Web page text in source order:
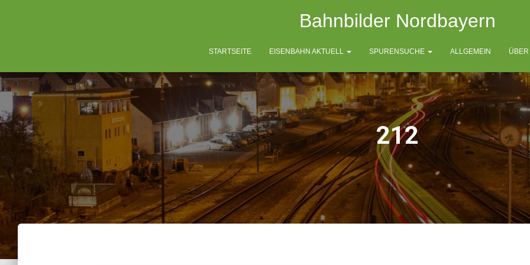
Bahnbilder Nordbayern
STARTSEITE EISENBAHN AKTUELL SPURENSUCHE ALLGEMEIN
212